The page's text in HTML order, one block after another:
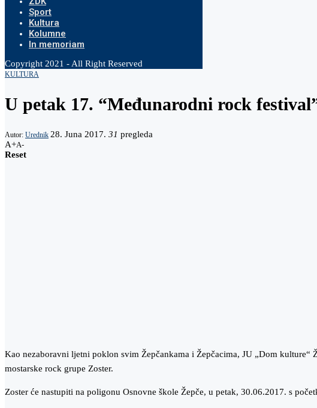
Sport
Kultura
Kolumne
In memoriam
Copyright 2021 - All Right Reserved
KULTURA
U petak 17. “Međunarodni rock
Autor: Urednik 28. Juna 2017. 31 pregleda
A+A-
Reset
Kao nezaboravni ljetni poklon svim Žepčankama i Žepčacima, JU „Dom
mostarske rock grupe Zoster.
Zoster će nastupiti na poligonu Osnovne škole Žepče, u petak, 30.06.2017. s